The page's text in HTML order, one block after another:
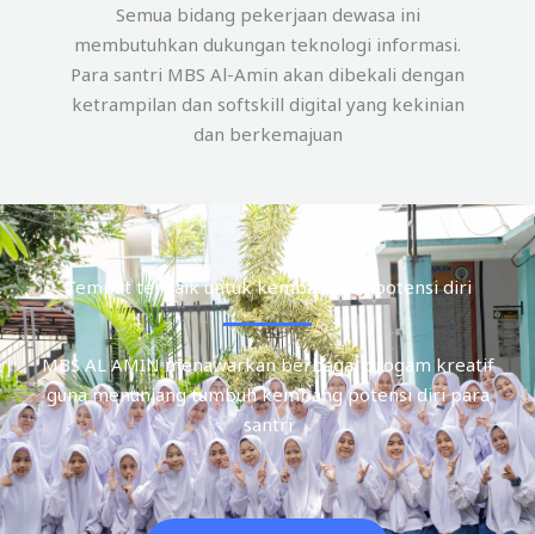
Semua bidang pekerjaan dewasa ini
membutuhkan dukungan teknologi informasi.
Para santri MBS Al-Amin akan dibekali dengan
ketrampilan dan softskill digital yang kekinian
dan berkemajuan
Tempat terbaik untuk kembangkan potensi diri
MBS AL AMIN menawarkan berbagai progam kreatif
guna menunjang tumbuh kembang potensi diri para
santri